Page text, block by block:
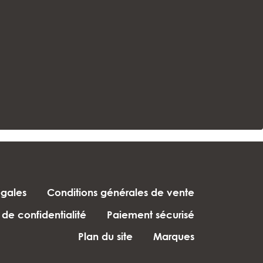
Conditions générales de vente
de confidentialité
Paiement sécurisé
Plan du site
Marques